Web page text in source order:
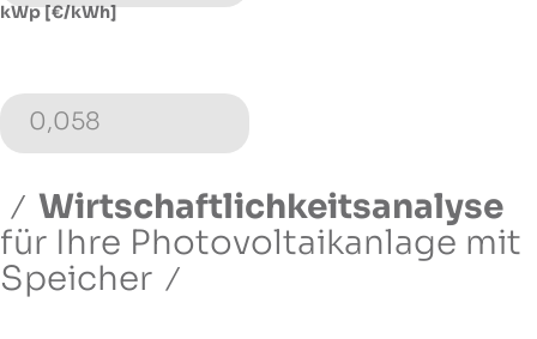
kWp [€/kWh]
0,058
Wirtschaftlichkeitsanalyse
für Ihre Photovoltaikanlage mit
Speicher